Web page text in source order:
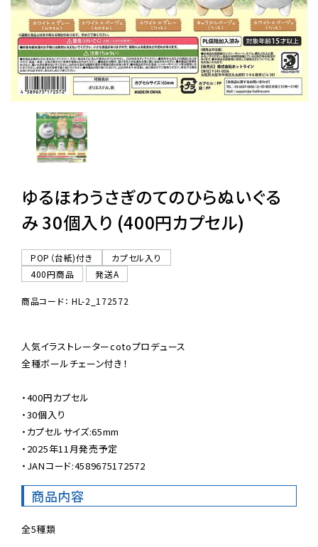
販促用カプセルトイ
よくあるご質問
06-6282-7659
ゆるほわうさぎのてのひらぬいぐる
み 30個入り (400円カプセル)
POP（台紙)付き
カプセル入り
400円商品
発送A
商品コード： HL-2_172572
人気イラストレーターcotoプロデュース
全種ボールチェーン付き！
・400円カプセル
・30個入り
・カプセルサイズ:65mm
・2025年11月発売予定
・JANコード:4589675172572
商品内容
全5種類